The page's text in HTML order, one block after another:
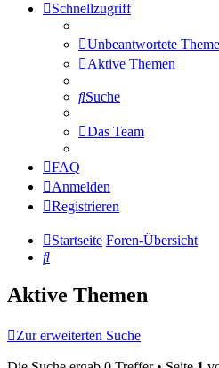
Schnellzugriff
Unbeantwortete
Aktive Themen
Suche
Das Team
FAQ
Anmelden
Registrieren
Startseite Foren-Übersicht
Suche
Aktive Themen
Zur erweiterten Suche